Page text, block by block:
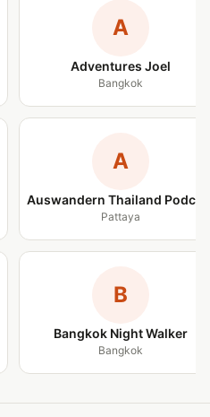
A
Adventures Joel
Bangkok
A
Auswandern Thailand
Pattaya
B
Bangkok Night Walker
Bangkok